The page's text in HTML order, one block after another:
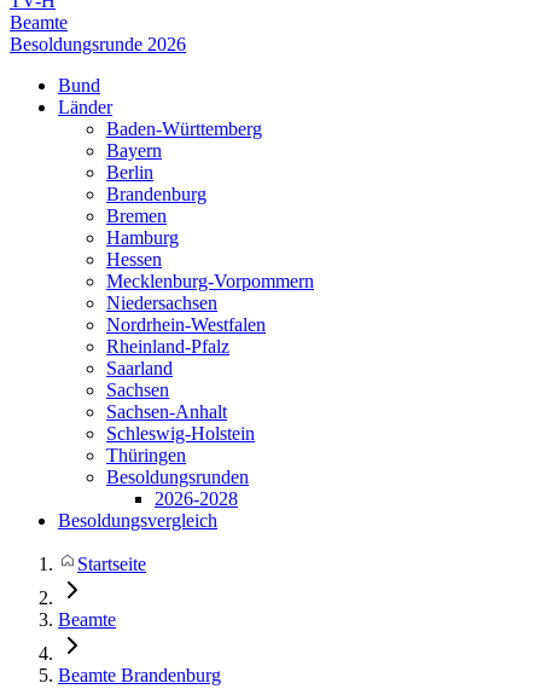
Beamte
Besoldungsrunde 2026
Bund
Länder
Baden-Württemberg
Bayern
Berlin
Brandenburg
Bremen
Hamburg
Hessen
Mecklenburg-Vorpommern
Niedersachsen
Nordrhein-Westfalen
Rheinland-Pfalz
Saarland
Sachsen
Sachsen-Anhalt
Schleswig-Holstein
Thüringen
Besoldungsrunden
2026-2028
Besoldungsvergleich
Startseite
Beamte
Beamte Brandenburg